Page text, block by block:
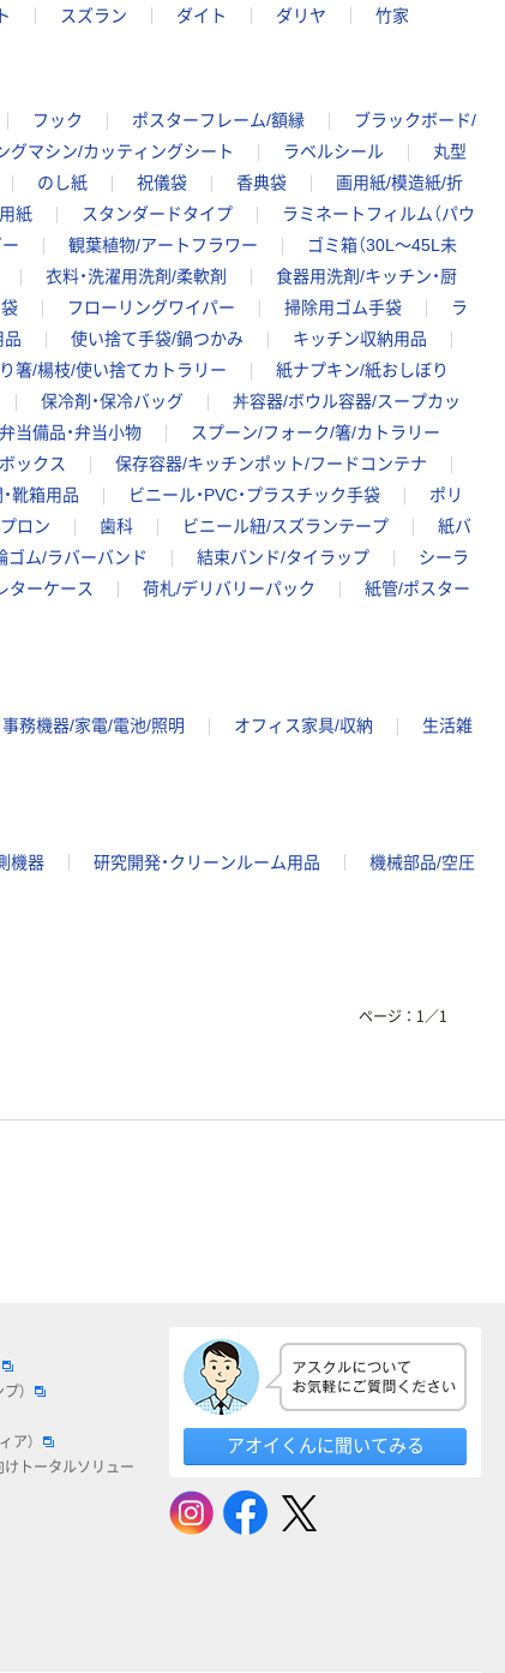
スズラン ダイト ダリヤ 竹家
フック ポスターフレーム/額縁
ブラックボード/
グマシン/カッティングシート ラベルシール
丸型
のし紙 祝儀袋 香典袋
画用紙/模造紙/折
紙 スタンダードタイプ
ラミネートフィルム（パウ
観葉植物/アートフラワー
ゴミ箱（30L～45L未
衣料・洗濯用洗剤/柔軟剤
食器用洗剤/キッチン・厨
フローリングワイパー 掃除用ゴム手袋
ラ
品 使い捨て手袋/鍋つかみ
キッチン収納用品
箸/楊枝/使い捨てカトラリー
紙ナプキン/紙おしぼり
保冷剤・保冷バッグ
丼容器/ボウル容器/スープカッ
弁当備品・弁当小物
スプーン/フォーク/箸/カトラリー
ックス
保存容器/キッチンポット/フードコンテナ
靴箱用品 ビニール・PVC・プラスチック手袋
ポリ
ロン 歯科 ビニール紐/スズランテープ
紙バ
ゴム/ラバーバンド 結束バンド/タイラップ
シーラ
ターケース 荷札/デリバリーパック
紙管/ポスター
事務機器/家電/電池/照明 オフィス家具/収納
生活雑
機器 研究開発・クリーンルーム用品
機械部品/空圧
ページ： 1 ／1
）
ア）
トータルソリュー
アオイくんに聞いてみる